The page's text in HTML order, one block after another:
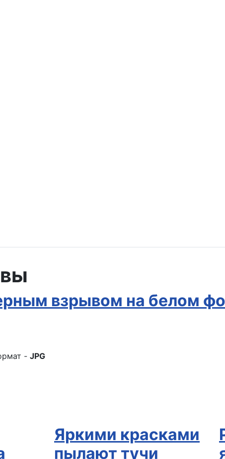
взрывом на белом
- JPG
Яркими красками
пылают тучи